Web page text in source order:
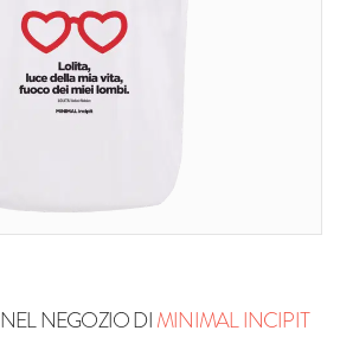
NEGOZIO DIMINIMAL INCIPIT